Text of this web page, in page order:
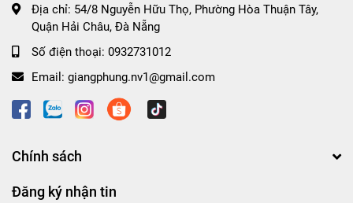
Địa chỉ: 54/8 Nguyễn Hữu Thọ, Phường Hòa Thuận Tây,
Quận Hải Châu, Đà Nẵng
Số điện thoại: 0932731012
Email: giangphung.nv1@gmail.com
Chính sách
Đăng ký nhận tin